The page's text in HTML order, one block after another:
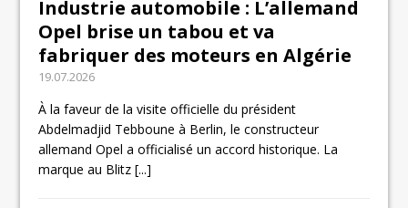
Industrie automobile : L’allemand
Opel brise un tabou et va
fabriquer des moteurs en Algérie
19.07.2026
À la faveur de la visite officielle du président
Abdelmadjid Tebboune à Berlin, le constructeur
allemand Opel a officialisé un accord historique. La
marque au Blitz[...]